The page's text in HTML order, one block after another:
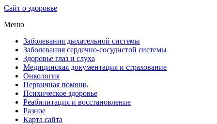
Сайт о здоровье
Меню
Заболевания дыхательной системы
Заболевания сердечно-сосудистой системы
Здоровье глаз и слуха
Медицинская документация и страхование
Онкология
Первичная помощь
Психическое здоровье
Реабилитация и восстановление
Разное
Карта сайта